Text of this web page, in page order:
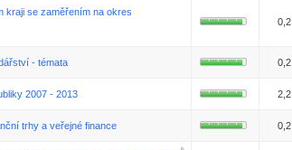
kraji se zaměřením na okres
0,2
- témata 0,2
2007 - 2013 2,2
trhy a veřejné finance 0,2